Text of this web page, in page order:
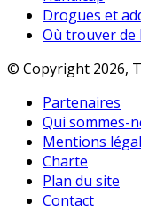
Drogues et
Où trouver de
© Copyright 2026,
Partenaires
Qui sommes-
Mentions
Charte
Plan du site
Contact